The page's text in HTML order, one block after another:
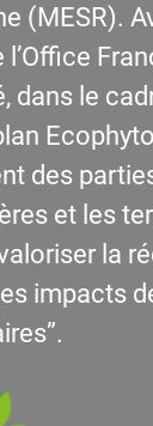
(MESR).
dans le
des
et les
la
impacts